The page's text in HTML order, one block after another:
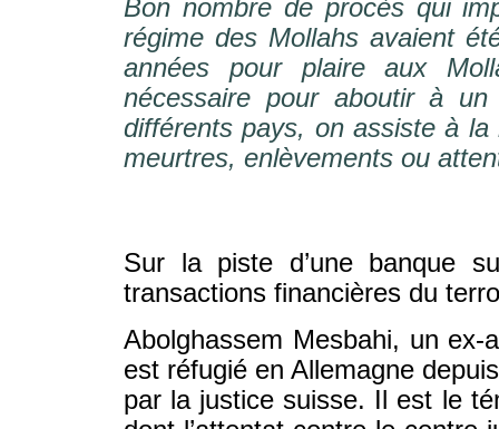
Bon nombre de procès qui
régime des Mollahs avaient
années pour plaire aux
nécessaire pour aboutir à
différents pays, on assiste à
meurtres, enlèvements ou
Sur la piste d’une banque
transactions financières du
Abolghassem Mesbahi, un
est réfugié en Allemagne
par la justice suisse. Il est le